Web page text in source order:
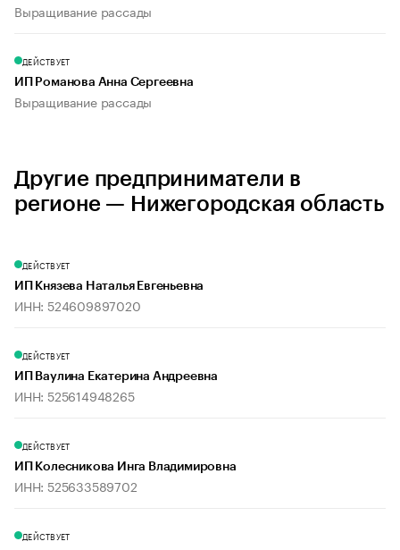
Выращивание рассады
ДЕЙСТВУЕТ
ИП Романова Анна Сергеевна
Выращивание рассады
Другие предприниматели в
регионе — Нижегородская область
ДЕЙСТВУЕТ
ИП Князева Наталья Евгеньевна
ИНН: 524609897020
ДЕЙСТВУЕТ
ИП Ваулина Екатерина Андреевна
ИНН: 525614948265
ДЕЙСТВУЕТ
ИП Колесникова Инга Владимировна
ИНН: 525633589702
ДЕЙСТВУЕТ